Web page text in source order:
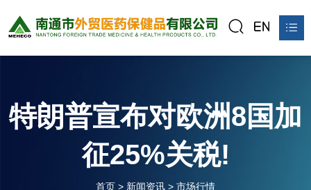
产品中心
特朗普宣布对欧洲8国加
征25%关税!
首页 > 新闻资讯 > 市场行情